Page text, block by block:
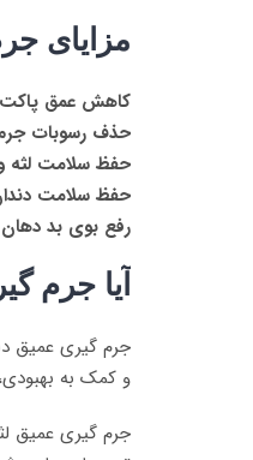
مزایای
کاهش عمق پاکت
حذف رسوبات
حفظ سلامت لثه و
حفظ سلامت
رفع بوی بد دهان
آیا جرم
جرم گیری عمیق
و کمک به
جرم گیری عمیق